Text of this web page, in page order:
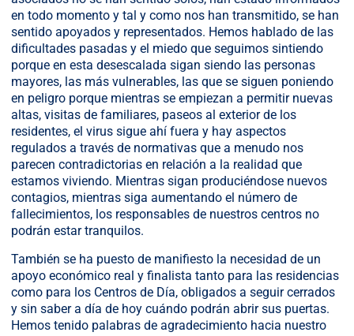
en todo momento y tal y como nos han transmitido, se han
sentido apoyados y representados. Hemos hablado de las
dificultades pasadas y el miedo que seguimos sintiendo
porque en esta desescalada sigan siendo las personas
mayores, las más vulnerables, las que se siguen poniendo
en peligro porque mientras se empiezan a permitir nuevas
altas, visitas de familiares, paseos al exterior de los
residentes, el virus sigue ahí fuera y hay aspectos
regulados a través de normativas que a menudo nos
parecen contradictorias en relación a la realidad que
estamos viviendo. Mientras sigan produciéndose nuevos
contagios, mientras siga aumentando el número de
fallecimientos, los responsables de nuestros centros no
podrán estar tranquilos.
También se ha puesto de manifiesto la necesidad de un
apoyo económico real y finalista tanto para las residencias
como para los Centros de Día, obligados a seguir cerrados
y sin saber a día de hoy cuándo podrán abrir sus puertas.
Hemos tenido palabras de agradecimiento hacia nuestro